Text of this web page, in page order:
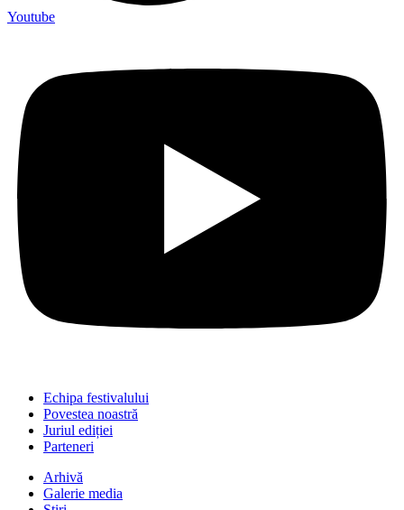
Youtube
Echipa festivalului
Povestea noastră
Juriul ediției
Parteneri
Arhivă
Galerie media